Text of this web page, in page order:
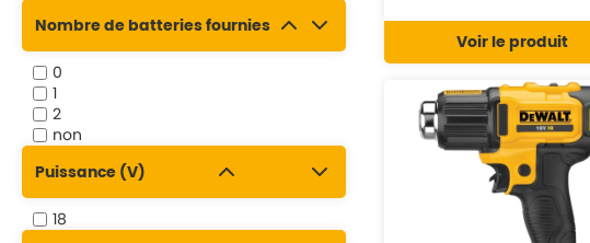
Nombre de batteries fournies
0
1
2
non
Puissance (V)
18
Voir le produit